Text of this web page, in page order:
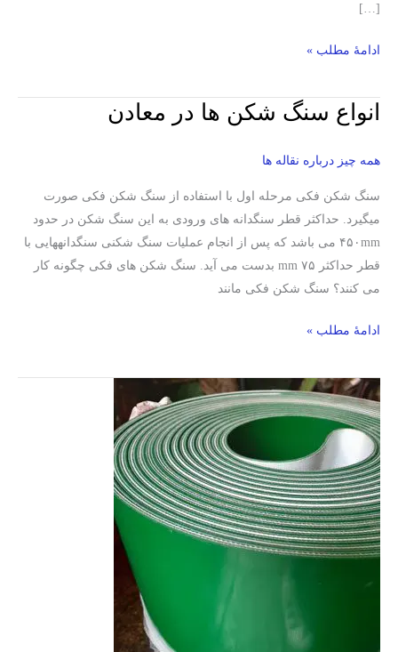
[…]
ادامۀ مطلب »
انواع سنگ شکن ها در معادن
همه چیز درباره نقاله ها
سنگ شکن فکی مرحله اول با استفاده از سنگ شکن فکی صورت
میگیرد. حداکثر قطر سنگدانه های ورودی به این سنگ شکن در حدود
۴۵۰mm می باشد که پس از انجام عملیات سنگ شکنی سنگدانههایی با
قطر حداکثر mm ۷۵ بدست می آید. سنگ شکن های فکی چگونه کار
می کنند؟ سنگ شکن فکی مانند
انواع
در
معادن
ادامۀ مطلب »
تمیز
کردن
تسمه
نقاله
برگشت
–
تمیز
کردن